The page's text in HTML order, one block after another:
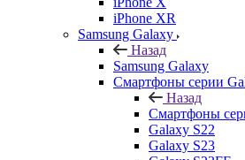
iPhone XR
Samsung Galaxy
Назад
Samsung Galaxy
Смартфоны серии
Назад
Смартфоны
Galaxy S22
Galaxy S23